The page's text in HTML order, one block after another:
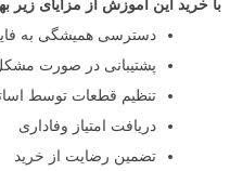
با خرید این آموزش از مزایای زیر
دسترسی همیشگی به
پشتیبانی در صورت
تنظیم قطعات توسط
دریافت امتیاز وفاداری
تضمین رضایت از خرید